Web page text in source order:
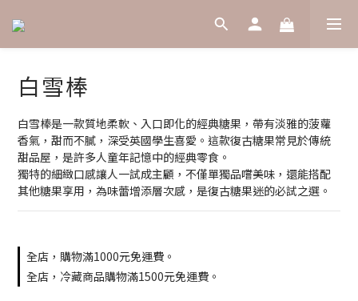
白雪棒
白雪棒是一款質地柔軟、入口即化的經典糖果，帶有淡雅的菠蘿
香氣，甜而不膩，深受英國學生喜愛。這款復古糖果常見於傳統
甜品屋，是許多人童年記憶中的經典零食。
獨特的細緻口感讓人一試成主顧，不僅單獨品嚐美味，還能搭配
其他糖果享用，為味蕾增添層次感，是復古糖果迷的必試之選。
全店，購物滿1000元免運費。
全店，冷藏商品購物滿1500元免運費。